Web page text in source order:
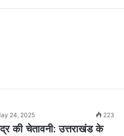
24, 2025 223
की चेतावनी: उत्तराखंड के